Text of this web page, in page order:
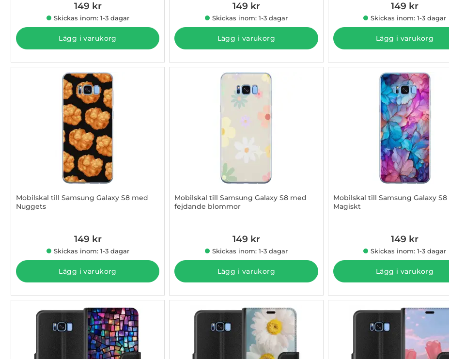
149 kr
Skickas inom: 1-3 dagar
Lägg i varukorg
149 kr
Skickas inom: 1-3 dagar
Lägg i varukorg
149 kr
Skickas inom: 1-3 dagar
Lägg i varukorg
Mobilskal till Samsung Galaxy S8 med
Nuggets
149 kr
Skickas inom: 1-3 dagar
Lägg i varukorg
Mobilskal till Samsung Galaxy S8 med
fejdande blommor
149 kr
Skickas inom: 1-3 dagar
Lägg i varukorg
Mobilskal till Samsung Galaxy
Magiskt
149 kr
Skickas inom: 1-3 dagar
Lägg i varukorg